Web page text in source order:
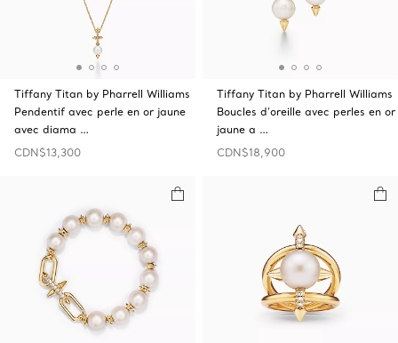
Tiffany Titan by Pharrell Williams
Pendentif avec perle en or jaune
avec diama …
CDN$13,300
Tiffany Titan by Pharrell Williams
Boucles d’oreille avec perles en or
jaune a …
CDN$18,900